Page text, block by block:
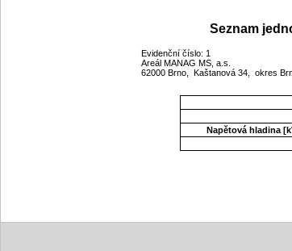
Seznam
Evidenční číslo: 1
Areál MANAG MS, a.s.
62000 Brno, Kaštanová 34, okres
Napětová hladina